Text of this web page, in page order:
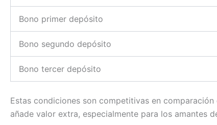
Bono primer depósito
Bono segundo depósito
Bono tercer depósito
Estas condiciones son competitivas en
añade valor extra, especialmente para los amantes